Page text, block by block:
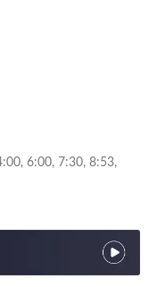
6:00, 7:30, 8:53,